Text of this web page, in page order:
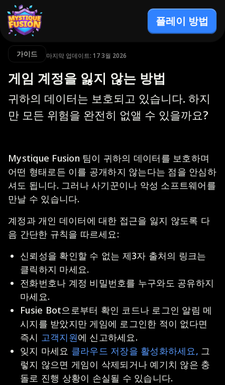
플레이 방법
가이드 마지막 업데이트: 17 3월 2026
게임 계정을 잃지 않는 방법
귀하의 데이터는 보호되고 있습니다. 하지
만 모든 위험을 완전히 없앨 수 있을까요?
Mystique Fusion 팀이 귀하의 데이터를 보호하며
어떤 형태로든 이를 공개하지 않는다는 점을 안심하
셔도 됩니다. 그러나 사기꾼이나 악성 소프트웨어를
만날 수 있습니다.
계정과 개인 데이터에 대한 접근을 잃지 않도록 다
음 간단한 규칙을 따르세요:
신뢰성을 확인할 수 없는 제3자 출처의 링크는
클릭하지 마세요.
전화번호나 계정 비밀번호를 누구와도 공유하지
마세요.
Fusie Bot으로부터 확인 코드나 로그인 알림 메
시지를 받았지만 게임에 로그인한 적이 없다면
즉시 고객지원에 신고하세요.
잊지 마세요 클라우드 저장을 활성화하세요, 그
렇지 않으면 게임이 삭제되거나 예기치 않은 충
돌로 진행 상황이 손실될 수 있습니다.